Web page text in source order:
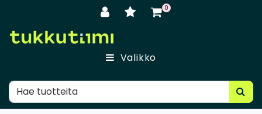
0
Valikko